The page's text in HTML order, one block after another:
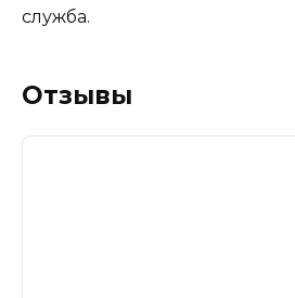
служба.
Отзывы